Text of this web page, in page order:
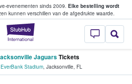
evenementen sinds 2009. Elke bestelling wordt
kunnen verschillen van de afgedrukte waarde.
StubHub: waar
verkopen
JaguarsTickets
EverBank Stadium, Jacksonville, FL